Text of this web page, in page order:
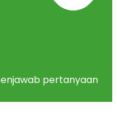
pertanyaan